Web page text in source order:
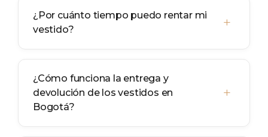
¿Por cuánto tiempo puedo rentar mi
vestido?
+
¿Cómo funciona la entrega y
devolución de los vestidos en
Bogotá?
+